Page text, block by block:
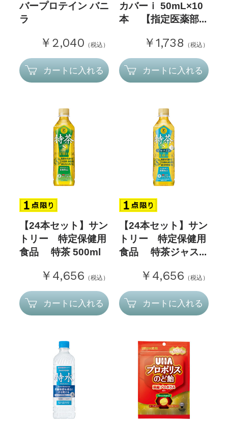
バープロテイン バニ
ラ
￥2,040 （税込）
カートに入れる
カバーｉ 50mL×10
本 【指定医薬部...
￥1,738 （税込）
カートに入れる
【24本セット】サン
トリー 特定保健用
食品 特茶 500ml
￥4,656 （税込）
カートに入れる
【24本セット】サン
トリー 特定保健用
食品 特茶ジャス...
￥4,656 （税込）
カートに入れる